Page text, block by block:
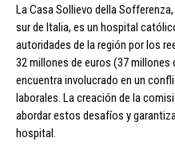
La Casa Sollievo della
sur de Italia, es un hospital
autoridades de la región por los
32 millones de euros (37
encuentra involucrado en un
laborales. La creación de la
abordar estos desafíos y
hospital.